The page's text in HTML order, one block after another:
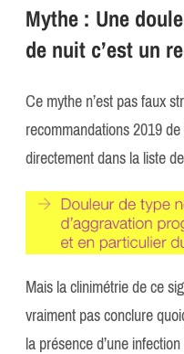
Mythe : Une
de nuit c’est un
Ce mythe n’est pas faux
recommandations 2019
directement dans la liste
Mais la clinimétrie de ce
vraiment pas conclure
la présence d’une